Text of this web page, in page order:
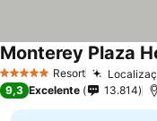
5 Estrelas Resort
Monterey Plaza
9,3 Excelente 13.814